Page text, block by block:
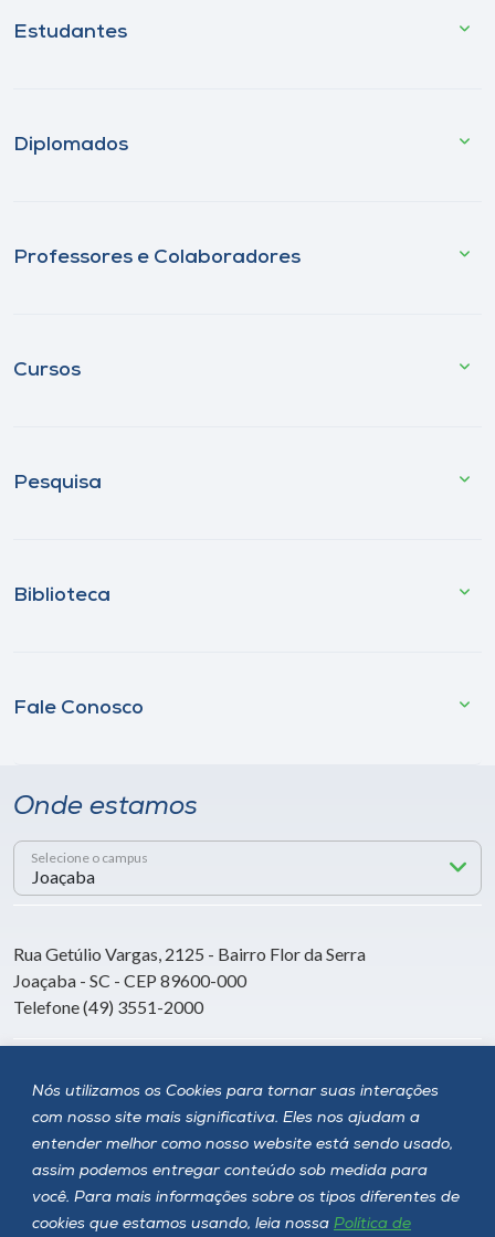
Nós utilizamos os Cookies para tornar suas interações
com nosso site mais significativa. Eles nos ajudam a
entender melhor como nosso website está sendo usado,
assim podemos entregar conteúdo sob medida para
você. Para mais informações sobre os tipos diferentes de
cookies que estamos usando, leia nossa Política de
Estudantes
Diplomados
Professores e Colaboradores
Cursos
Pesquisa
Biblioteca
Fale Conosco
Onde estamos
Selecione o campus
Rua Getúlio Vargas, 2125 - Bairro Flor da Serra
Joaçaba - SC - CEP 89600-000
Telefone (49) 3551-2000
Siga a Unoesc